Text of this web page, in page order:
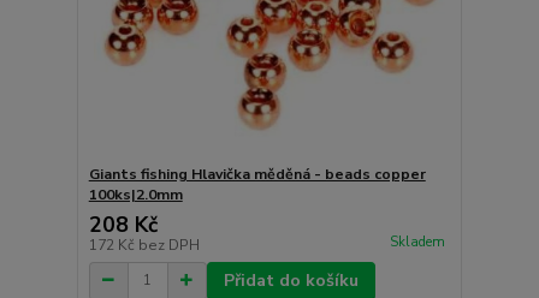
Giants fishing Hlavička měděná - beads copper
100ks|2.0mm
208 Kč
172 Kč bez DPH Skladem
Přidat do košíku